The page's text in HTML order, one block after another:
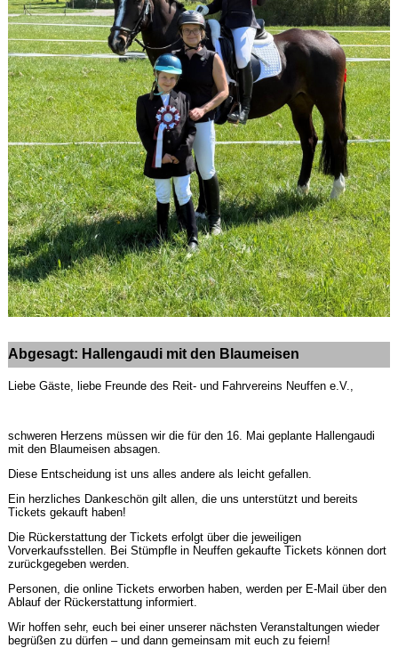
Abgesagt: Hallengaudi mit den Blaumeisen
Liebe Gäste, liebe Freunde des Reit- und Fahrvereins Neuffen e.V.,
schweren Herzens müssen wir die für den 16. Mai geplante Hallengaudi
mit den Blaumeisen absagen.
Diese Entscheidung ist uns alles andere als leicht gefallen.
Ein herzliches Dankeschön gilt allen, die uns unterstützt und bereits
Tickets gekauft haben!
Die Rückerstattung der Tickets erfolgt über die jeweiligen
Vorverkaufsstellen. Bei Stümpfle in Neuffen gekaufte Tickets können dort
zurückgegeben werden.
Personen, die online Tickets erworben haben, werden per E-Mail über den
Ablauf der Rückerstattung informiert.
Wir hoffen sehr, euch bei einer unserer nächsten Veranstaltungen wieder
begrüßen zu dürfen – und dann gemeinsam mit euch zu feiern!